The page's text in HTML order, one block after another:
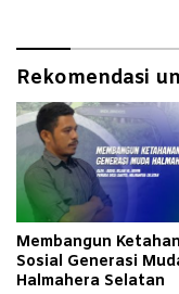
Rekomendasi
Membangun
Sosial Generasi
Halmahera Selatan